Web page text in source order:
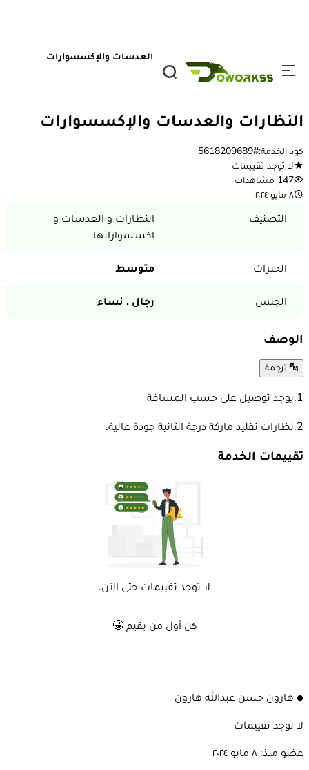
النظارات والعدسات والإكسسوارات
1 / 11
خدمة مقدمة
النظارات والعدسات والإكسسوارات
كود الخدمة:#5618209689
لا توجد تقييمات
147 مشاهدات
٨ مايو ٢٠٢٤
التصنيف
النظارات و العدسات و
اكسسواراتها
الخبرات متوسط
الجنس رجال , نساء
الوصف
ترجمة
1.يوجد توصيل على حسب المسافة
2.نظارات تقليد ماركة درجة الثانية جودة عالية.
تقييمات الخدمة
لا توجد تقييمات حتى الآن.
كن أول من يقيم 🤩
هارون حسن عبدالله هارون
لا توجد تقييمات
عضو منذ: ٨ مايو ٢٠٢٤